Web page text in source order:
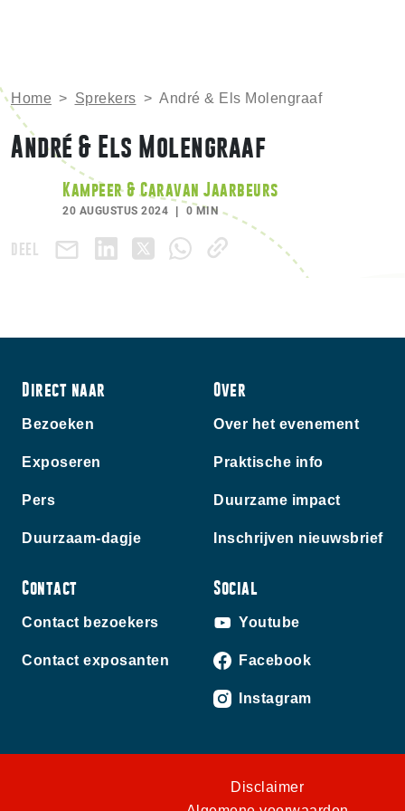
Home > Sprekers > André & Els Molengraaf
André & Els Molengraaf
Kampeer & Caravan Jaarbeurs
20 AUGUSTUS 2024 0 MIN
DEEL
Direct naar
Bezoeken
Exposeren
Pers
Duurzaam-dagje
Over
Over het evenement
Praktische info
Duurzame impact
Inschrijven nieuwsbrief
Contact
Contact bezoekers
Contact exposanten
Social
Youtube
Facebook
Instagram
Disclaimer